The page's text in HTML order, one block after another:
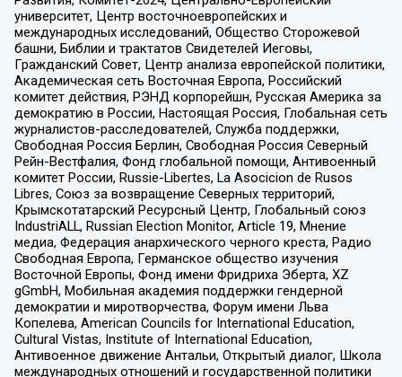
университет, Центр восточноевропейских и
международных исследований, Общество Сторожевой
башни, Библии и трактатов Свидетелей Иеговы,
Гражданский Совет, Центр анализа европейской политики,
Академическая сеть Восточная Европа, Российский
комитет действия, РЭНД корпорейшн, Русская Америка за
демократию в России, Настоящая Россия, Глобальная сеть
журналистов-расследователей, Служба поддержки,
Свободная Россия Берлин, Свободная Россия Северный
Рейн-Вестфалия, Фонд глобальной помощи, Антивоенный
комитет России, Russie-Libertes, La Asocicion de Rusos
Libres, Союз за возвращение Северных территорий,
Крымскотатарский Ресурсный Центр, Глобальный союз
IndustriALL, Russian Election Monitor, Article 19, Мнение
медиа, Федерация анархического черного креста, Радио
Свободная Европа, Германское общество изучения
Восточной Европы, Фонд имени Фридриха Эберта, XZ
gGmbH, Мобильная академия поддержки гендерной
демократии и миротворчества, Форум имени Льва
Копелева, American Councils for International Education,
Cultural Vistas, Institute of International Education,
Антивоенное движение Антальи, Открытый диалог, Школа
международных отношений и государственной политики